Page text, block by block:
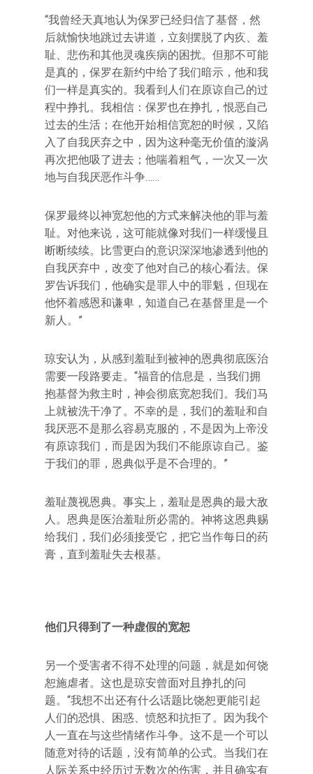
“我曾经天真地认为保罗已经归信了基督，然
后就愉快地跳过去讲道，立刻摆脱了内疚、羞
耻、悲伤和其他灵魂疾病的困扰。但那不可能
是真的，保罗在新约中给了我们暗示，他和我
们一样是真实的。我看到人们在原谅自己的过
程中挣扎。我相信：保罗也在挣扎，恨恶自己
过去的生活；在他开始相信宽恕的时候，又陷
入了自我厌弃之中，因为这种毫无价值的漩涡
再次把他吸了进去；他喘着粗气，一次又一次
地与自我厌恶作斗争……
保罗最终以神宽恕他的方式来解决他的罪与羞
耻。对他来说，这可能就像对我们一样缓慢且
断断续续。比雪更白的意识深深地渗透到他的
自我厌弃中，改变了他对自己的核心看法。保
罗告诉我们，他确实是罪人中的罪魁，但现在
他怀着感恩和谦卑，知道自己在基督里是一个
新人。”
琼安认为，从感到羞耻到被神的恩典彻底医治
需要一段路要走。“福音的信息是，当我们拥
抱基督为救主时，神会彻底宽恕我们。我们马
上就被洗干净了。不幸的是，我们的羞耻和自
我厌恶不是那么容易克服的，不是因为上帝没
有原谅我们，而是因为我们不能原谅自己。鉴
于我们的罪，恩典似乎是不合理的。”
羞耻蔑视恩典。事实上，羞耻是恩典的最大敌
人。恩典是医治羞耻所必需的。神将这恩典赐
给我们，我们必须接受它，把它当作每日的药
膏，直到羞耻失去根基。
他们只得到了一种虚假的宽恕
另一个受害者不得不处理的问题，就是如何饶
恕施虐者。这也是琼安曾面对且挣扎的问
题。“我想不出还有什么话题比饶恕更能引起
人们的恐惧、困惑、愤怒和抗拒了。因为我个
人一直在与这些情绪作斗争。这不是一个可以
随意对待的话题，没有简单的公式。当我们在
人际关系中经历过无数次的伤害，并且确实有